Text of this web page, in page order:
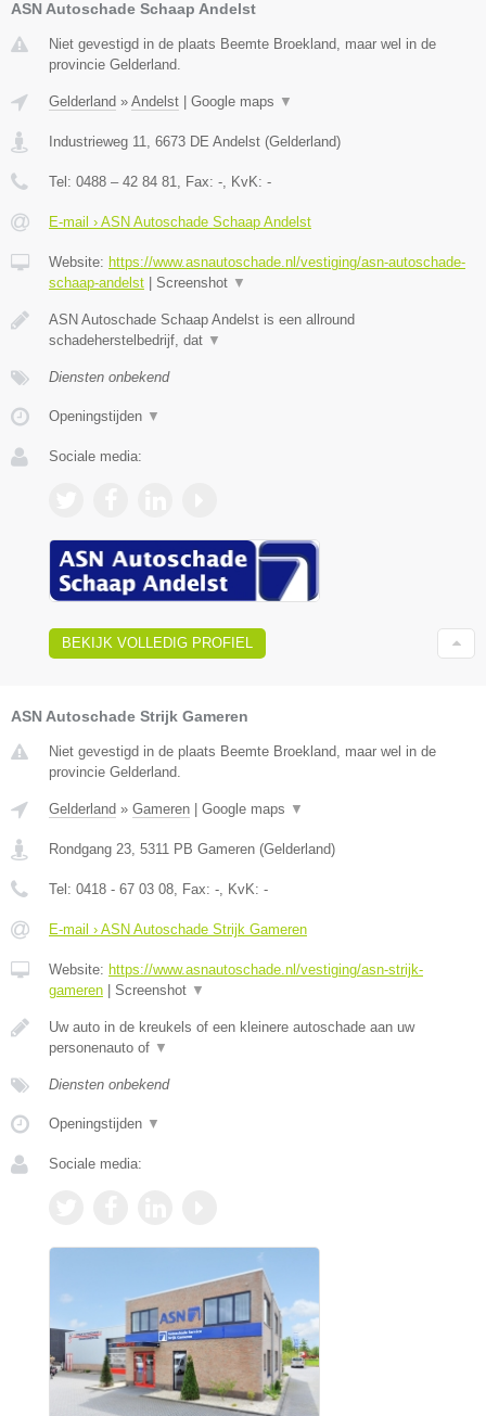
ASN Autoschade Schaap Andelst
Niet gevestigd in de plaats Beemte Broekland, maar wel in de
provincie Gelderland.
Gelderland » Andelst Google maps ▼
Industrieweg 11, 6673 DE Andelst (Gelderland)
Tel: 0488 – 42 84 81, Fax: -, KvK: -
E-mail › ASN Autoschade Schaap Andelst
Website: https://www.asnautoschade.nl/vestiging/asn-autoschade-
schaap-andelst
Screenshot ▼
ASN Autoschade Schaap Andelst is een allround
schadeherstelbedrijf, dat ▼
Diensten onbekend
Openingstijden ▼
Sociale media:
BEKIJK VOLLEDIG PROFIEL
ASN Autoschade Strijk Gameren
Niet gevestigd in de plaats Beemte Broekland, maar wel in de
provincie Gelderland.
Gelderland » Gameren | Google maps ▼
Rondgang 23 5311 PB Gameren (Gelderland)
Tel: 0418 - 67 03 08 , Fax: - , KvK: -
E-mail › ASN Autoschade Strijk Gameren
Website: https://www.asnautoschade.nl/vestiging/asn-strijk-
gameren | Screenshot ▼
Uw auto in de kreukels of een kleinere autoschade aan uw
personenauto of ▼
Diensten onbekend
Openingstijden ▼
Sociale media: